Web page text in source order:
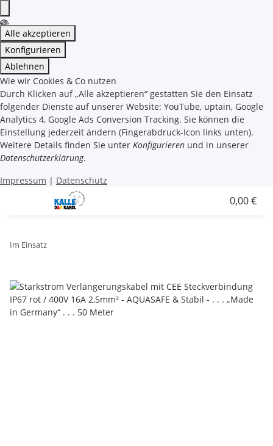
Alle akzeptieren
Konfigurieren
Ablehnen
Wie wir Cookies & Co nutzen
Durch Klicken auf „Alle akzeptieren“ gestatten Sie den Einsatz
folgender Dienste auf unserer Website: YouTube, uptain, Google
Analytics 4, Google Ads Conversion Tracking. Sie können die
Einstellung jederzeit ändern (Fingerabdruck-Icon links unten).
Weitere Details finden Sie unter Konfigurieren und in unserer
Datenschutzerklärung.
Impressum | Datenschutz
0,00 €
Im Einsatz